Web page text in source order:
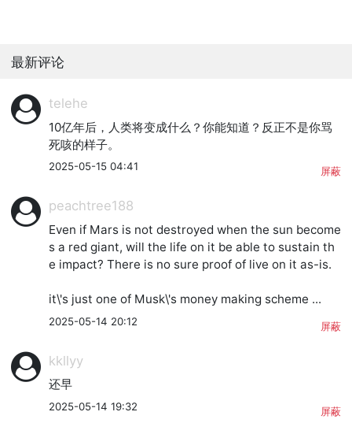
最新评论
telehe
10亿年后，人类将变成什么？你能知道？反正不是你骂
死咳的样子。
2025-05-15 04:41 屏蔽
peachtree188
Even if Mars is not destroyed when the sun become
s a red giant, will the life on it be able to sustain th
e impact? There is no sure proof of live on it as-is.
it\'s just one of Musk\'s money making scheme ...
2025-05-14 20:12 屏蔽
kkllyy
还早
2025-05-14 19:32 屏蔽